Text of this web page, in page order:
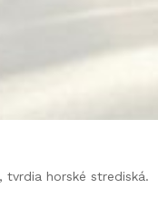
tvrdia horské strediská.